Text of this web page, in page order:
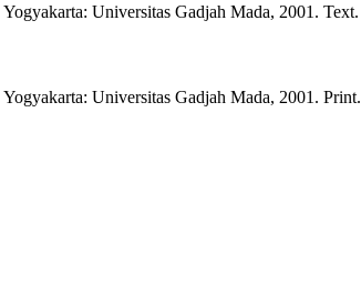
Yogyakarta: Universitas Gadjah Mada, 2001. Text.
Yogyakarta: Universitas Gadjah Mada, 2001. Print.